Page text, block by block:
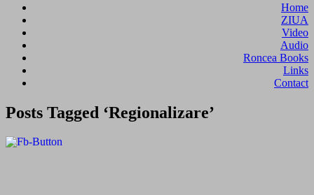
Home
ZIUA
Video
Audio
Roncea Books
Links
Contact
Posts Tagged ‘Regionalizare’